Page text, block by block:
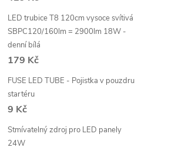
LED trubice T8 120cm vysoce svítivá
SBPC120/160lm = 2900lm 18W -
denní bílá
179 Kč
FUSE LED TUBE - Pojistka v pouzdru
startéru
9 Kč
Stmívatelný zdroj pro LED panely
24W